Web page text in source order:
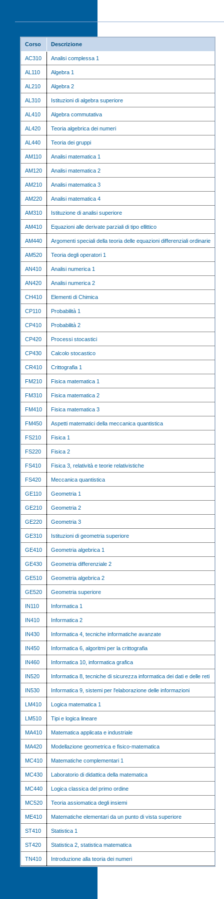
Corso Descrizione
AC310 Analisi complessa 1
AL110 Algebra 1
AL210 Algebra 2
AL310 Istituzioni di algebra superiore
AL410 Algebra commutativa
AL420 Teoria algebrica dei numeri
AL440 Teoria dei gruppi
AM110 Analisi matematica 1
AM120 Analisi matematica 2
AM210 Analisi matematica 3
AM220 Analisi matematica 4
AM310 Istituzione di analisi superiore
AM410 Equazioni alle derivate parziali di tipo ellittico
AM440 Argomenti speciali della teoria delle equazioni differenziali ordinarie
AM520 Teoria degli operatori 1
AN410 Analisi numerica 1
AN420 Analisi numerica 2
CH410 Elementi di Chimica
CP110 Probabilità 1
CP410 Probabilità 2
CP420 Processi stocastici
CP430 Calcolo stocastico
CR410 Crittografia 1
FM210 Fisica matematica 1
FM310 Fisica matematica 2
FM410 Fisica matematica 3
FM450 Aspetti matematici della meccanica quantistica
FS210 Fisica 1
FS220 Fisica 2
FS410 Fisica 3, relatività e teorie relativistiche
FS420 Meccanica quantistica
GE110 Geometria 1
GE210 Geometria 2
GE220 Geometria 3
GE310 Istituzioni di geometria superiore
GE410 Geometria algebrica 1
GE430 Geometria differenziale 2
GE510 Geometria algebrica 2
GE520 Geometria superiore
IN110 Informatica 1
IN410 Informatica 2
IN430 Informatica 4, tecniche informatiche avanzate
IN450 Informatica 6, algoritmi per la crittografia
IN460 Informatica 10, informatica grafica
IN520 Informatica 8, tecniche di sicurezza informatica dei dati e delle reti
IN530 Informatica 9, sistemi per l'elaborazione delle informazioni
LM410 Logica matematica 1
LM510 Tipi e logica lineare
MA410 Matematica applicata e industriale
MA420 Modellazione geometrica e fisico-matematica
MC410 Matematiche complementari 1
MC430 Laboratorio di didattica della matematica
MC440 Logica classica del primo ordine
MC520 Teoria assiomatica degli insiemi
ME410 Matematiche elementari da un punto di vista superiore
ST410 Statistica 1
ST420 Statistica 2, statistica matematica
TN410 Introduzione alla teoria dei numeri